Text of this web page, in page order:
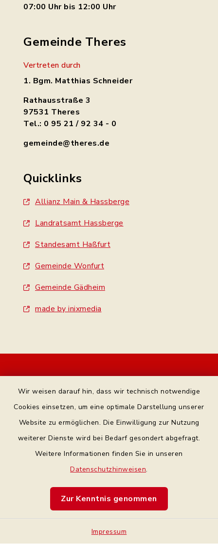
Wir weisen darauf hin, dass wir technisch notwendige
Cookies einsetzen, um eine optimale Darstellung unserer
Website zu ermöglichen. Die Einwilligung zur Nutzung
weiterer Dienste wird bei Bedarf gesondert abgefragt.
Weitere Informationen finden Sie in unseren
Datenschutzhinweisen.
Zur Kenntnis genommen
Impressum
07:00 Uhr bis 12:00 Uhr
Gemeinde Theres
Vertreten durch
1. Bgm. Matthias Schneider
Rathausstraße 3
97531 Theres
Tel.: 0 95 21 / 92 34 - 0
gemeinde@theres.de
Quicklinks
Allianz Main & Hassberge
Landratsamt Hassberge
Standesamt Haßfurt
Gemeinde Wonfurt
Gemeinde Gädheim
made by inixmedia
Bankverbindung
Barrierefreiheit
Impressum
Sitemap